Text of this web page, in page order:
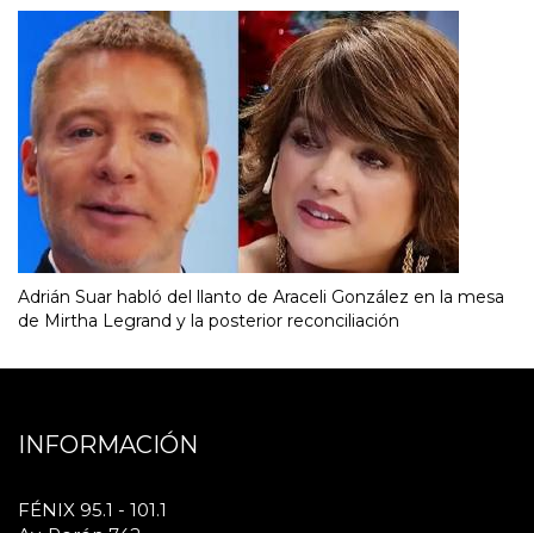
Adrián Suar habló del llanto de Araceli González en la mesa
de Mirtha Legrand y la posterior reconciliación
INFORMACIÓN
FÉNIX 95.1 - 101.1